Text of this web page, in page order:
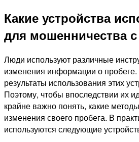
Какие устройства
для мошенничества
Люди используют различные
изменения информации о
результаты использования этих
Поэтому, чтобы впоследствии их
крайне важно понять, какие
изменения своего пробега. В
используются следующие